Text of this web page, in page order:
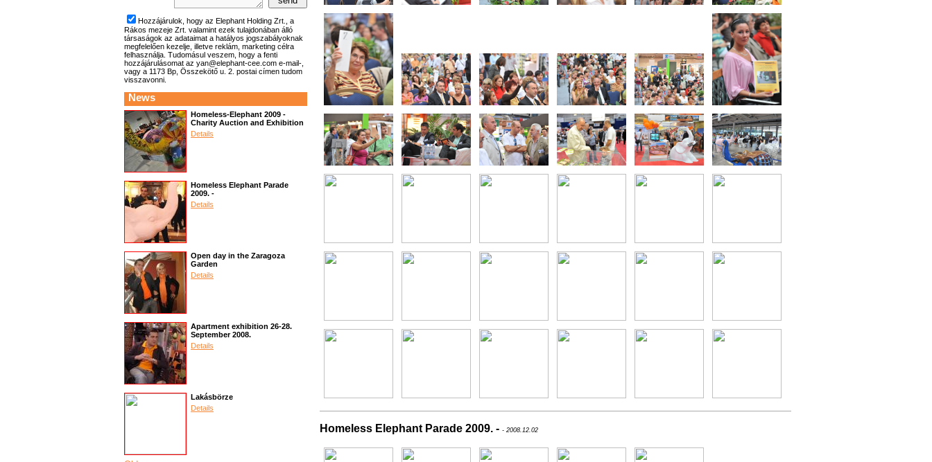
Hozzájárulok, hogy az Elephant Holding Zrt., a
Rákos mezeje Zrt. valamint ezek tulajdonában álló
társaságok az adataimat a hatályos jogszabályoknak
megfelelően kezelje, illetve reklám, marketing célra
felhasználja. Tudomásul veszem, hogy a fenti
hozzájárulásomat az yan@elephant-cee.com e-mail-,
vagy a 1173 Bp, Összekötő u. 2. postai címen tudom
visszavonni.
News
Homeless-Elephant 2009 -
Charity Auction and Exhibition
Details
Homeless Elephant Parade
2009. -
Details
Open day in the Zaragoza
Garden
Details
Apartment exhibition 26-28.
September 2008.
Details
Lakásbörze
Details
Homeless Elephant Parade 2009. - - 2008.12.02